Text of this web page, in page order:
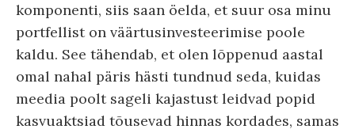
komponenti, siis saan öelda, et suur osa minu
portfellist on väärtusinvesteerimise poole
kaldu. See tähendab, et olen lõppenud aastal
omal nahal päris hästi tundnud seda, kuidas
meedia poolt sageli kajastust leidvad popid
kasvuaktsiad tõusevad hinnas kordades, samas